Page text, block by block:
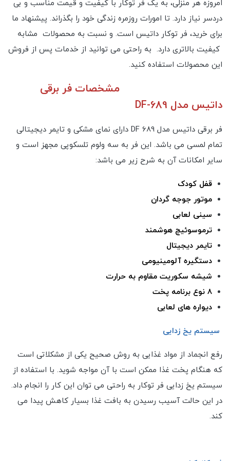
امروزه هر منزلی، به یک فر توکار با کیفیت و قیمت مناسب و بی
دردسر نیاز دارد. تا امورات روزمره زندگی خود را بگذراند. پیشنهاد ما
برای خرید، فر توکار داتیس است. و نسبت به محصولات مشابه
کیفیت بالاتری دارد. به راحتی می توانید از خدمات پس از فروش
این محصولات استفاده کنید.
مشخصات فر برقی
داتیس مدل DF-689
فر برقی داتیس مدل DF 689 دارای نمای مشکی و تایمر دیجیتالی
تمام لمسی می باشد. این فر به سه ولوم تلسکوپی مجهز است و
سایر امکانات آن به شرح زیر می باشد:
قفل کودک
موتور جوجه گردان
سینی لعابی
ترموسوئیچ هوشمند
تایمر دیجیتال
دستگیره آلومینیومی
شیشه سکوریت مقاوم به حرارت
8 نوع برنامه پخت
دیواره های لعابی
سیستم یخ زدایی
رفع انجماد از مواد غذایی به روش صحیح یکی از مشکلاتی است
که هنگام پخت غذا ممکن است با آن مواجه شوید. با استفاده از
سیستم یخ زدایی فر توکار به راحتی می توان این کار را انجام داد.
در این حالت آسیب رسیدن به بافت غذا بسیار کاهش پیدا می
کند.